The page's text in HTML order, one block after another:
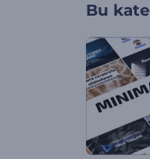
Bu